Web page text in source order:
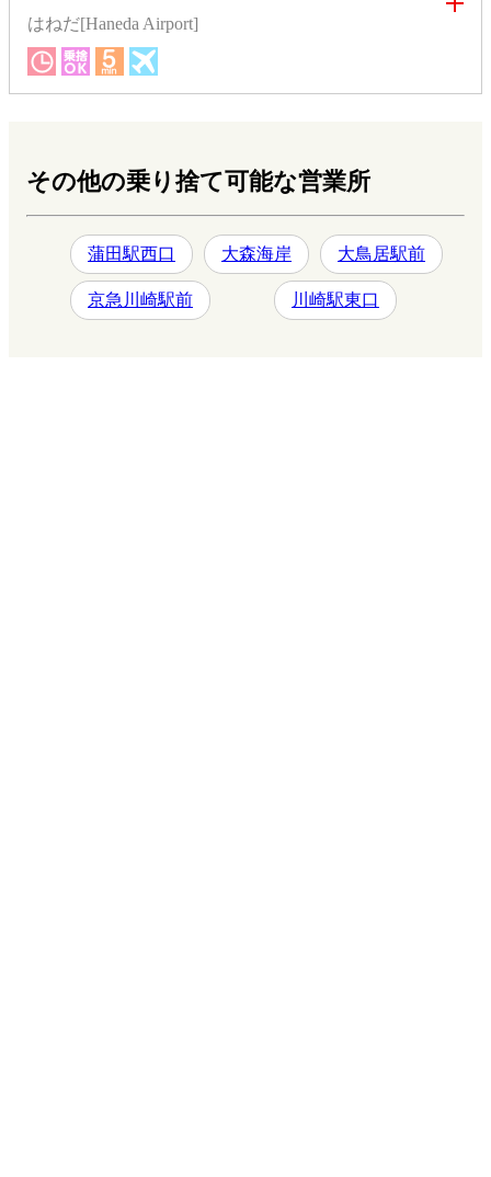
はねだ[Haneda Airport]
その他の乗り捨て可能な営業所
蒲田駅西口 大森海岸 大鳥居駅前
京急川崎駅前 川崎駅東口